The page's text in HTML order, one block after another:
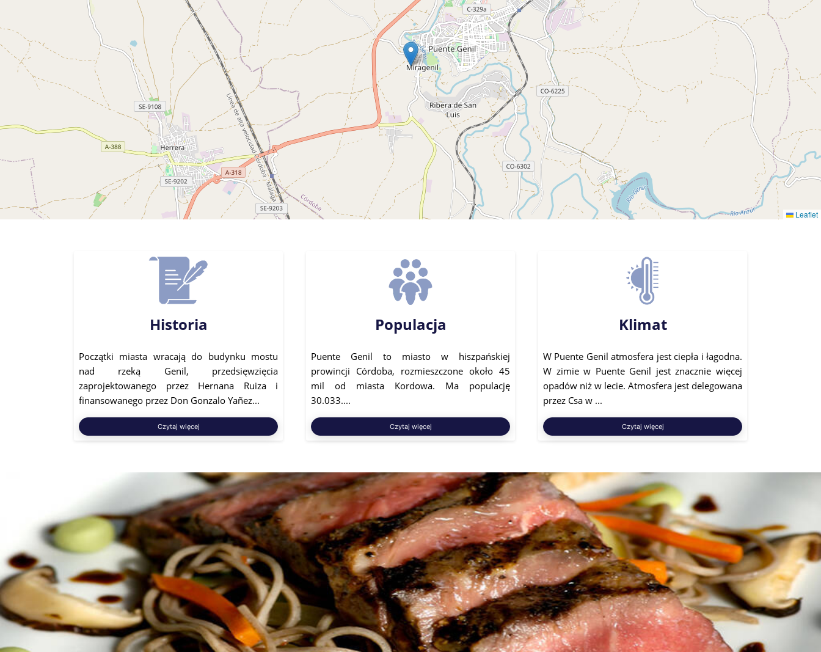
Leaflet
Historia
Początki miasta wracają do budynku mostu
nad rzeką Genil, przedsięwzięcia
zaprojektowanego przez Hernana Ruiza i
finansowanego przez Don Gonzalo Yañez...
Czytaj więcej
Populacja
Puente Genil to miasto w hiszpańskiej
prowincji Córdoba, rozmieszczone około 45
mil od miasta Kordowa. Ma populację
30.033....
Czytaj więcej
Klimat
W Puente Genil atmosfera jest ciepła i łagodna.
W zimie w Puente Genil jest znacznie więcej
opadów niż w lecie. Atmosfera jest delegowana
przez Csa w ...
Czytaj więcej